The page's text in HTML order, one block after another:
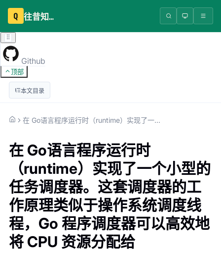
Q 往昔知识库
Github
顶部
本文目录
在 Go语言程序运行时（runtime）实现了一个小型的任务调度器。这套调度器的工作原理类似于操作系统调度线程，Go 程序调度器可以高效地将 CPU 资源分配给
在 Go语言程序运行时
（runtime）实现了一个小型的
任务调度器。这套调度器的工
作原理类似于操作系统调度线
程，Go 程序调度器可以高效地
将 CPU 资源分配给